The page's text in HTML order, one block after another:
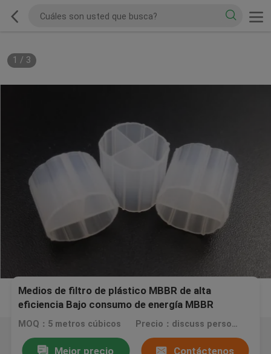
1 / 3
Medios de filtro de plástico MBBR de alta
eficiencia Bajo consumo de energía MBBR
biotransportador
MOQ：5 metros cúbicos Precio：discuss personally
Mejor precio Contáctenos